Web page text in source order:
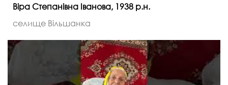
Віра Степанівна Іванова, 1938 р.н.
селище Вільшанка